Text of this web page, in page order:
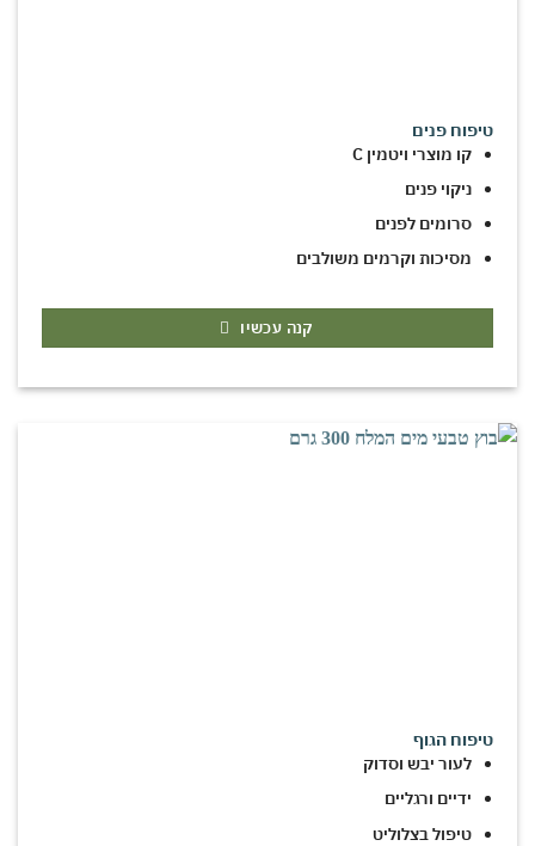
טיפוח פנים
קו מוצרי ויטמין C
ניקוי פנים
סרומים לפנים
מסיכות וקרמים משולבים
קנה עכשיו
טיפוח הגוף
לעור יבש וסדוק
ידיים ורגליים
טיפול בצלוליט